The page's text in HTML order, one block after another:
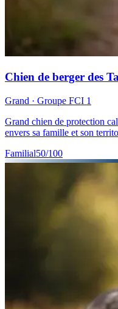
Chien de berger des
Grand · Groupe FCI 1
Grand chien de protection
envers sa famille et son
Familial50/100